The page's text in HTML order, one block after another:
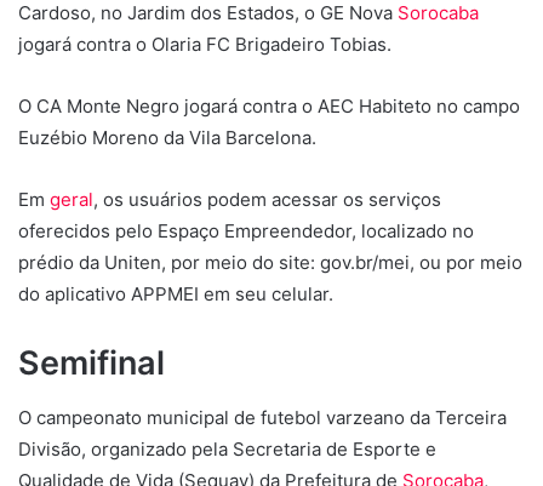
Cardoso, no Jardim dos Estados, o GE Nova Sorocaba
jogará contra o Olaria FC Brigadeiro Tobias.
O CA Monte Negro jogará contra o AEC Habiteto no campo
Euzébio Moreno da Vila Barcelona.
Em geral, os usuários podem acessar os serviços
oferecidos pelo Espaço Empreendedor, localizado no
prédio da Uniten, por meio do site: gov.br/mei, ou por meio
do aplicativo APPMEI em seu celular.
Semifinal
O campeonato municipal de futebol varzeano da Terceira
Divisão, organizado pela Secretaria de Esporte e
Qualidade de Vida (Sequav) da Prefeitura de Sorocaba,